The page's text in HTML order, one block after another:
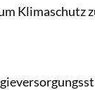
Klimaschutz